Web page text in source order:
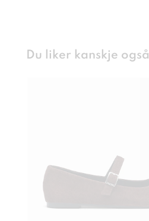
Du liker kanskje også